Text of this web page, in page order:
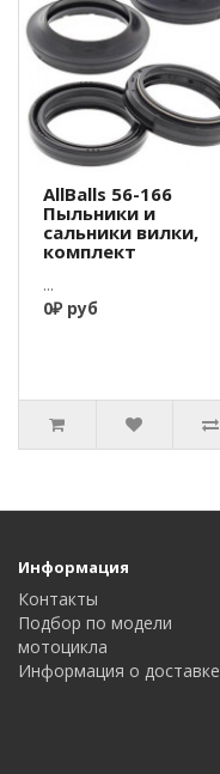
AllBalls 56-166
Пыльники и
сальники вилки,
комплект
...
0₽ руб
Информация
Контакты
Подбор по модели
мотоцикла
Информация о доставке